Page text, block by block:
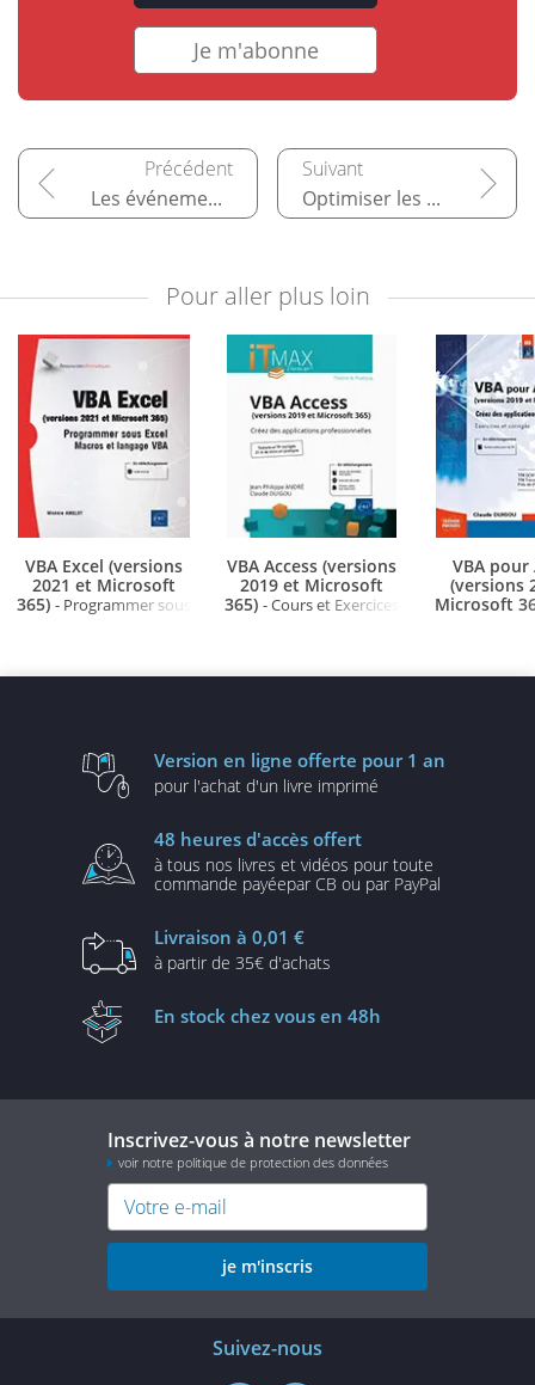
Je m'abonne
Les événements Access Optimiser les interfaces Access
Pour aller plus loin
VBA Excel (versions
2021 et Microsoft
365) - Programmer sous
VBA Access (versions
2019 et Microsoft
365) - Cours et Exercices
VBA pour
(versions
Microsoft
Version en ligne offerte pour 1 an
pour l'achat d'un livre imprimé
48 heures d'accès offert
à tous nos livres et vidéos pour toute
commande payéepar CB ou par PayPal
Livraison à 0,01 €
à partir de 35€ d'achats
En stock chez vous en 48h
Inscrivez-vous à notre newsletter
voir notre politique de protection des données
je m'inscris
Suivez-nous